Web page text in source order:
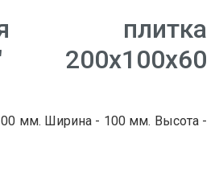
плитка
200х100х60
мм. Ширина - 100 мм. Высота -